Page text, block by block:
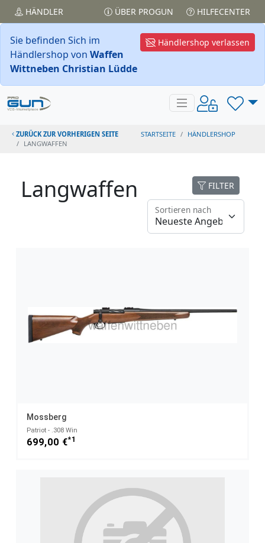
HÄNDLER ÜBER PROGUN HILFECENTER
Händlershop verlassen
Sie befinden Sich im
Händlershop von Waffen
Wittneben Christian Lüdde
ZURÜCK ZUR VORHERIGEN SEITE STARTSEITE
HÄNDLERSHOP
LANGWAFFEN
Langwaffen FILTER
Sortieren nach
Mossberg
Patriot - .308 Win
699,00 €*1